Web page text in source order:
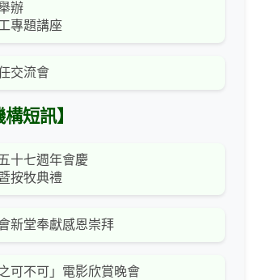
辦
專題講座
交流會
構短訊】
十七週年會慶
按牧典禮
新堂奉獻感恩崇拜
可不可」電影欣賞晚會